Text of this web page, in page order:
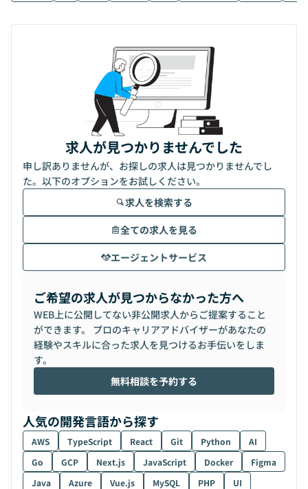
求人が見つかりませんでした
申し訳ありませんが、お探しの求人は見つかりませんでし
た。以下のオプションをお試しください。
求人を検索する
全ての求人を見る
エージェントサービス
ご希望の求人が見つからなかった方へ
WEB上に公開してない非公開求人からご提案すること
ができます。 プロのキャリアアドバイザーがあなたの
経験やスキルに合った求人を見つけるお手伝いをしま
す。
無料相談を予約する
人気の開発言語から探す
AWS TypeScript React Git Python
AI
Go
GCP Next.js JavaScript Docker
Figma
Java
Azure Vue.js MySQL PHP
UI